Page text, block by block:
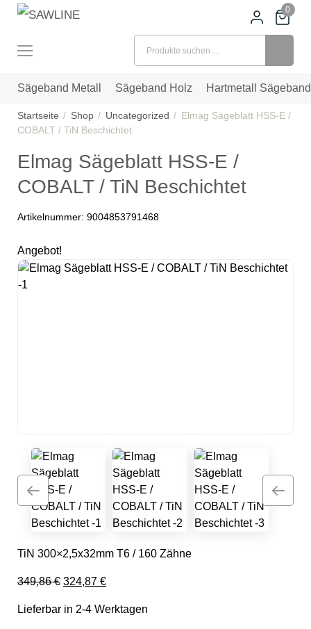
0
Sägeband Metall Sägeband Holz Hartmetall Sägeband
Startseite Shop Uncategorized
Elmag Sägeblatt HSS-E /
COBALT / TiN Beschichtet
Elmag Sägeblatt HSS-E /
COBALT / TiN Beschichtet
Artikelnummer: 9004853791468
Angebot!
TiN 300×2,5x32mm T6 / 160 Zähne
349,86€ Ursprünglicher Preis war: 349,86 €
324,87 €Aktueller Preis ist: 324,87 €.
Lieferbar in 2-4 Werktagen